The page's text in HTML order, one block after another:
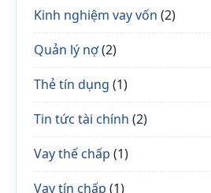
Kinh nghiệm vay vốn (2)
Quản lý nợ(2)
Thẻ tín dụng (1)
Tin tức tài chính (2)
Vay thế chấp (1)
Vay tín chấp (1)